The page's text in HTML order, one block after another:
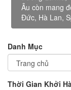
Âu còn mang
Đức, Hà Lan,
Danh Mục
Thời Gian Khởi